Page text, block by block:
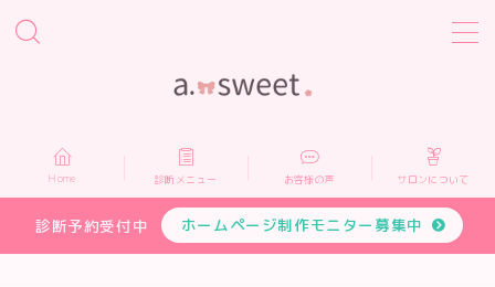
Home
診断メニュー
Home 診断メニュー お客様の声 サロンについて
診断予約受付中 ホームページ制作モニター募集中